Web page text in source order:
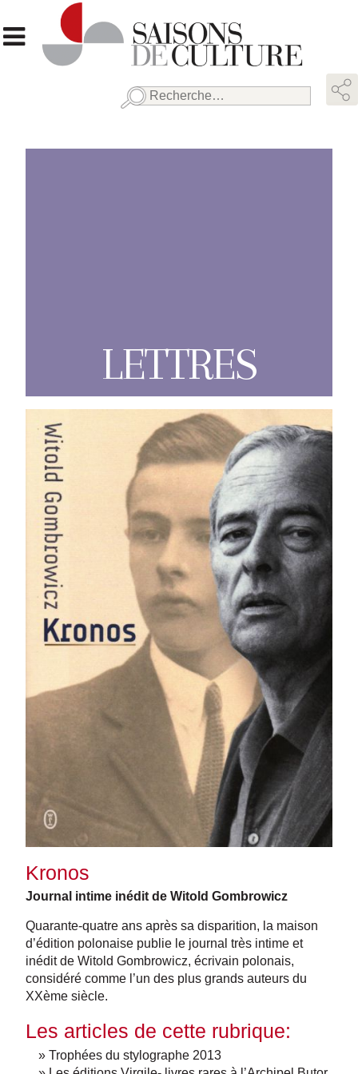
Rechercher :
LETTRES
Kronos
Journal intime inédit de Witold Gombrowicz
Quarante-quatre ans après sa disparition, la maison
d’édition polonaise publie le journal très intime et
inédit de Witold Gombrowicz, écrivain polonais,
considéré comme l’un des plus grands auteurs du
XXème siècle.
Les articles de cette rubrique:
» Trophées du stylographe 2013